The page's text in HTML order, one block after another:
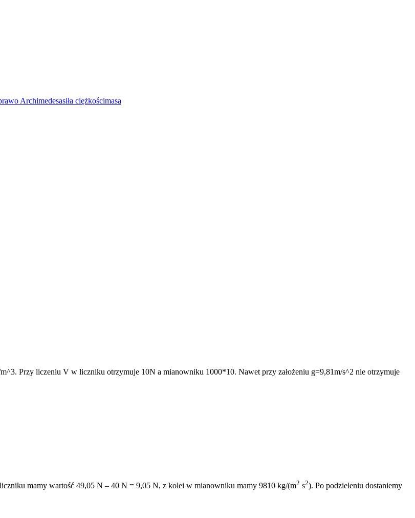
Archimedesasiła ciężkościmasa
Przy liczeniu V w liczniku otrzymuje 10N a mianowniku 1000*10. Nawet przy założeniu g=9,81m/s^2 nie otrzymuje
mamy wartość 49,05 N – 40 N = 9,05 N, z kolei w mianowniku mamy 9810 kg/(m2 s2). Po podzieleniu dostaniemy